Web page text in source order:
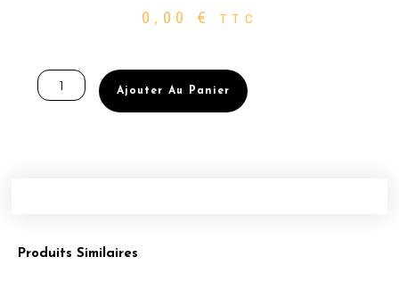
0,00 € TTC
de
Chocolat
Ajouter Au Panier
Produits Similaires